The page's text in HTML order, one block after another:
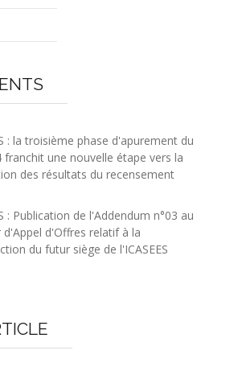
: la troisième phase d'apurement du
franchit une nouvelle étape vers la
des résultats du recensement
: Publication de l'Addendum n°03 au
d'Appel d'Offres relatif à la
du futur siège de l'ICASEES